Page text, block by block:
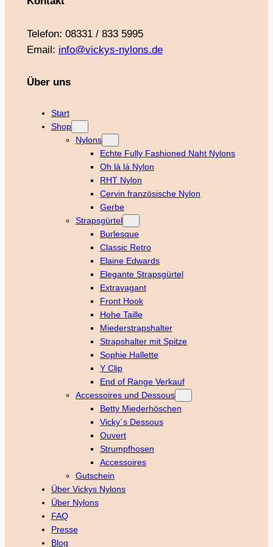
Telefon: 08331 / 833 5995
Email: info@vickys-nylons.de
Über uns
Start
Shop
Nylons
Echte Fully Fashioned Naht Nylons
Oh là là Nylon
RHT Nylon
Cervin französische Nylon
Gerbe
Strapsgürtel
Burlesque
Classic Retro
Elaine Edwards
Elegante Strapsgürtel
Extravagant
Front Hook
Hohe Taille
Miederstrapshalter
Strapshalter mit Spitze
Sophie Hallette
Y Clip
End of Range Verkauf
Accessoires und Dessous
Betty Miederhöschen
Vicky´s Dessous
Ouvert
Strumpfhosen
Accessoires
Gutschein
Über Vickys Nylons
Über Nylons
FAQ
Presse
Blog